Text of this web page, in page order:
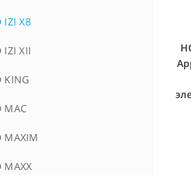
IZI X8
IZI XII
KING
MAC
MAXIM
MAXX